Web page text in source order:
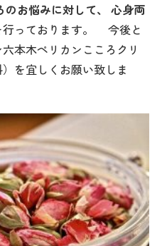
お悩みに対して、 心身両
行っております。 今後と
本木ペリカンこころクリ
を宜しくお願い致しま